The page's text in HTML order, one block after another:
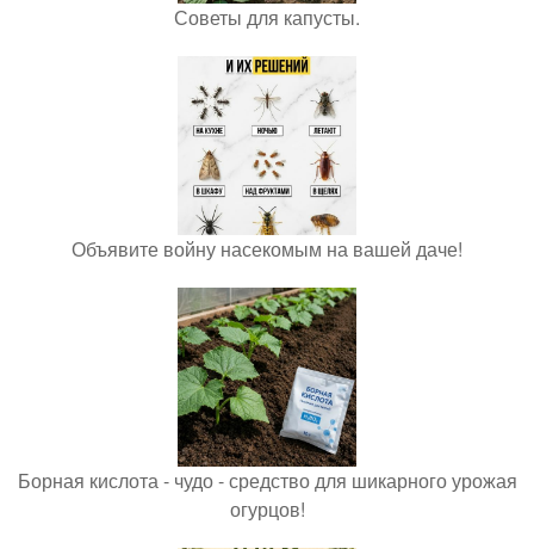
Советы для капусты.
Объявите войну насекомым на вашей даче!
Борная кислота - чудо - средство для шикарного урожая
огурцов!